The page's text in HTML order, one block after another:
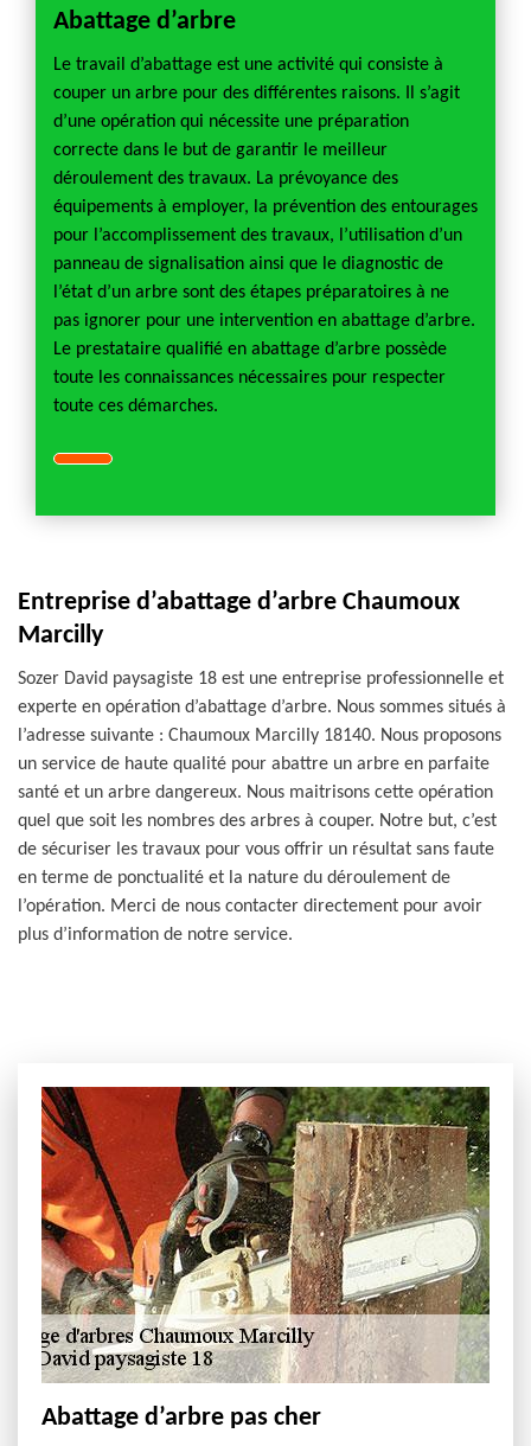
Abattage d’arbre
Le travail d’abattage est une activité qui consiste à
couper un arbre pour des différentes raisons. Il s’agit
d’une opération qui nécessite une préparation
correcte dans le but de garantir le meilleur
déroulement des travaux. La prévoyance des
équipements à employer, la prévention des entourages
pour l’accomplissement des travaux, l’utilisation d’un
panneau de signalisation ainsi que le diagnostic de
l’état d’un arbre sont des étapes préparatoires à ne
pas ignorer pour une intervention en abattage d’arbre.
Le prestataire qualifié en abattage d’arbre possède
toute les connaissances nécessaires pour respecter
toute ces démarches.
Entreprise d’abattage d’arbre Chaumoux
Marcilly
Sozer David paysagiste 18 est une entreprise professionnelle et
experte en opération d’abattage d’arbre. Nous sommes situés à
l’adresse suivante : Chaumoux Marcilly 18140. Nous proposons
un service de haute qualité pour abattre un arbre en parfaite
santé et un arbre dangereux. Nous maitrisons cette opération
quel que soit les nombres des arbres à couper. Notre but, c’est
de sécuriser les travaux pour vous offrir un résultat sans faute
en terme de ponctualité et la nature du déroulement de
l’opération. Merci de nous contacter directement pour avoir
plus d’information de notre service.
Abattage d’arbre pas cher